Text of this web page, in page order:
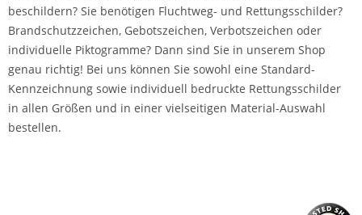
beschildern? Sie benötigen Fluchtweg- und Rettungsschilder?
Brandschutzzeichen, Gebotszeichen, Verbotszeichen oder
individuelle Piktogramme? Dann sind Sie in unserem Shop
genau richtig! Bei uns können Sie sowohl eine Standard-
Kennzeichnung sowie individuell bedruckte Rettungsschilder
in allen Größen und in einer vielseitigen Material-Auswahl
bestellen.